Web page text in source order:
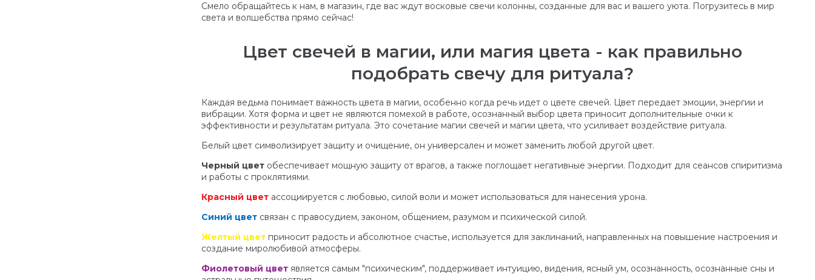
Смело обращайтесь к нам, в магазин, где вас ждут восковые свечи колонны, созданные для вас и вашего уюта. Погрузитесь в мир
света и волшебства прямо сейчас!
Цвет свечей в магии, или магия цвета - как правильно
подобрать свечу для ритуала?
Каждая ведьма понимает важность цвета в магии, особенно когда речь идет о цвете свечей. Цвет передает эмоции, энергии и
вибрации. Хотя форма и цвет не являются помехой в работе, осознанный выбор цвета приносит дополнительные очки к
эффективности и результатам ритуала. Это сочетание магии свечей и магии цвета, что усиливает воздействие ритуала.
Белый цвет символизирует защиту и очищение, он универсален и может заменить любой другой цвет.
Черный цвет обеспечивает мощную защиту от врагов, а также поглощает негативные энергии. Подходит для сеансов спиритизма
и работы с проклятиями.
Красный цвет ассоциируется с любовью, силой воли и может использоваться для нанесения урона.
Синий цвет связан с правосудием, законом, общением, разумом и психической силой.
Желтый цвет приносит радость и абсолютное счастье, используется для заклинаний, направленных на повышение настроения и
создание миролюбивой атмосферы.
Фиолетовый цвет является самым "психическим", поддерживает интуицию, видения, ясный ум, осознанность, осознанные сны и